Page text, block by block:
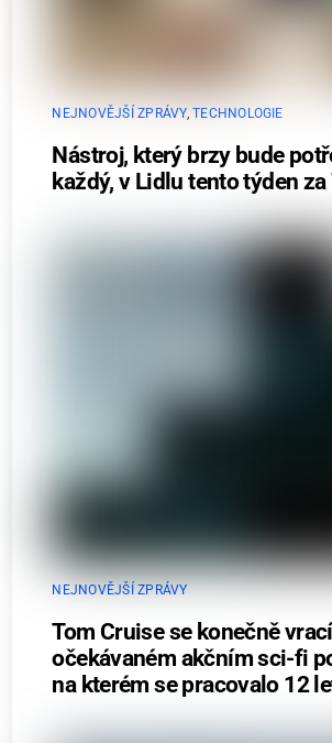
NEJNOVĚJŠÍ ZPRÁVY,TECHNOLOGIE
Nástroj, který brzy bude
každý, v Lidlu tento týden za
NEJNOVĚJŠÍ ZPRÁVY
Tom Cruise se konečně
očekávaném akčním sci-fi
na kterém se pracovalo 12